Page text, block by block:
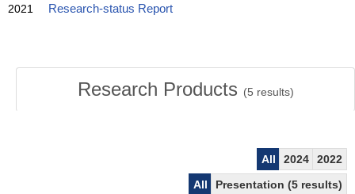
2021 Research-status Report
Research Products (5 results)
All 2024
2022
All
Presentation (5 results)